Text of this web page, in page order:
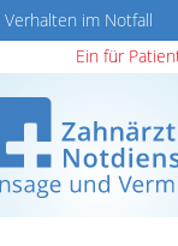
Verhalten im Notfall
Ein für